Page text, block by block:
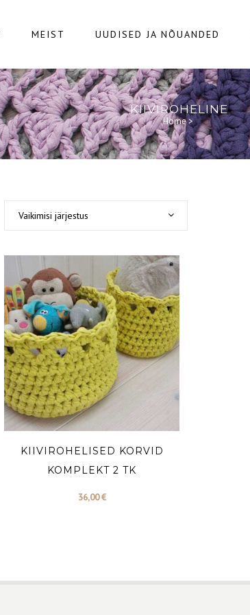
MEIST UUDISED JA NÕUANDED
KIIVIROHELINE
Home>
Vaikimisi järjestus
KIIVIROHELISED KORVID
KOMPLEKT 2 TK
36,00€